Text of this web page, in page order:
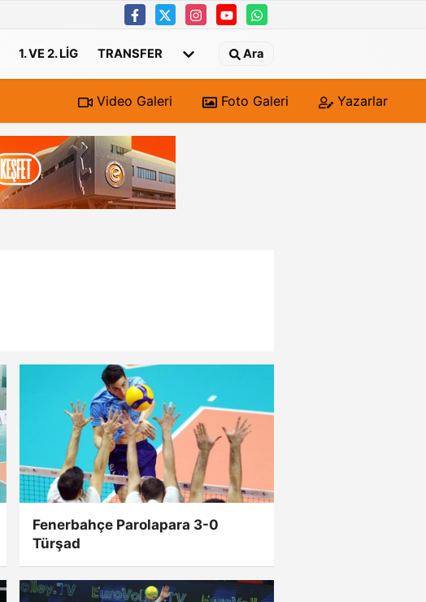
1. VE 2. LIG TRANSFER Ara
Video Galeri Foto Galeri Yazarlar
Fenerbahçe Parolapara 3-0
Türşad